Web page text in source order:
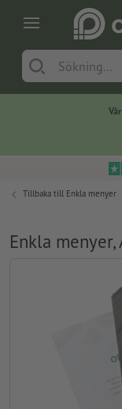
Tillbaka till Enkla menyer
Enkla menyer,